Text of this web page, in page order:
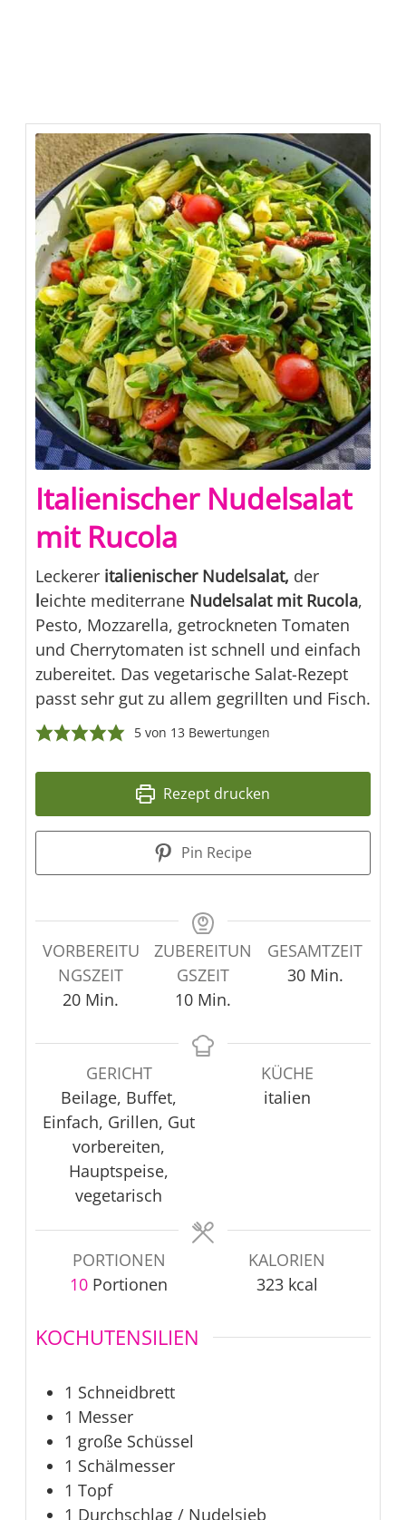
Italienischer Nudelsalat
mit Rucola
Leckereritalienischer Nudelsalat, der
leichte mediterrane Nudelsalat mit Rucola,
Pesto, Mozzarella, getrockneten Tomaten
und Cherrytomaten ist schnell und einfach
zubereitet. Das vegetarische Salat-Rezept
passt sehr gut zu allem gegrillten und Fisch.
5von 13 Bewertungen
Rezept drucken
Pin Recipe
VORBEREITU
NGSZEIT
20Minuten
Min.
ZUBEREITUN
GSZEIT
10Minuten
Min.
GESAMTZEIT
30Minuten
Min.
GERICHT
Beilage, Buffet,
Einfach, Grillen, Gut
vorbereiten,
Hauptspeise,
vegetarisch
KÜCHE
italien
PORTIONEN
10 Portionen
KALORIEN
323 kcal
KOCHUTENSILIEN
1 Schneidbrett
1 Messer
1 große Schüssel
1 Schälmesser
1 Topf
1 Durchschlag / Nudelsieb